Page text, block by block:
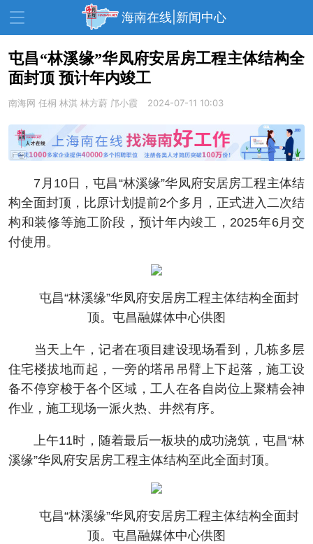
海南在线|新闻中心
资讯中心 热点 旅游
教育 健康 房产
生活 演出 活动
展会 走读海南 周末去哪儿
屯昌“林溪缘”华凤府安居房工程主体结构全
面封顶 预计年内竣工
南海网 任桐 林淇 林方蔚 邝小霞 2024-07-11 10:03
7月10日，屯昌“林溪缘”华凤府安居房工程主体结
构全面封顶，比原计划提前2个多月，正式进入二次结
构和装修等施工阶段，预计年内竣工，2025年6月交
付使用。
屯昌“林溪缘”华凤府安居房工程主体结构全面封
顶。屯昌融媒体中心供图
当天上午，记者在项目建设现场看到，几栋多层
住宅楼拔地而起，一旁的塔吊吊臂上下起落，施工设
备不停穿梭于各个区域，工人在各自岗位上聚精会神
作业，施工现场一派火热、井然有序。
上午11时，随着最后一板块的成功浇筑，屯昌“林
溪缘”华凤府安居房工程主体结构至此全面封顶。
屯昌“林溪缘”华凤府安居房工程主体结构全面封
顶。屯昌融媒体中心供图